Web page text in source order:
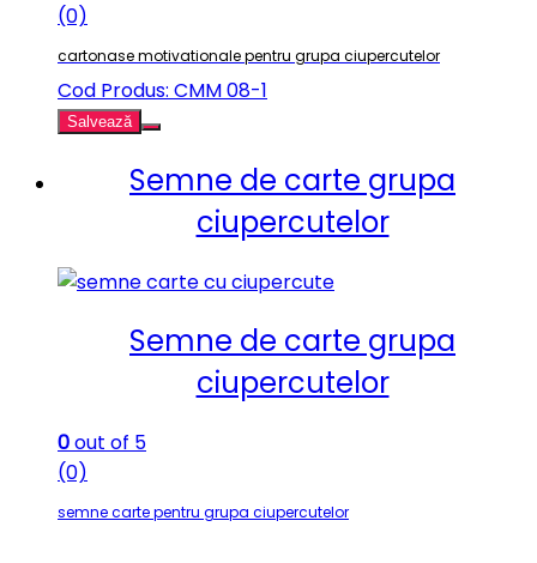
(0)
cartonase motivationale pentru grupa ciupercutelor
Cod Produs: CMM 08-1
Salvează
Semne de carte grupa
ciupercutelor
Semne de carte grupa
ciupercutelor
0out of 5
(0)
semne carte pentru grupa ciupercutelor